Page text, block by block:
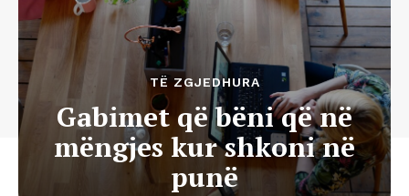
TË ZGJEDHURA
Gabimet që bëni që në
mëngjes kur shkoni në
punë